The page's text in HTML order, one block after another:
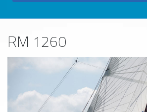
RM 1260